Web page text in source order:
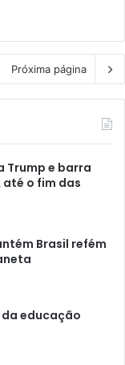
Próxima página
Trump e barra
até o fim das
Brasil refém
educação